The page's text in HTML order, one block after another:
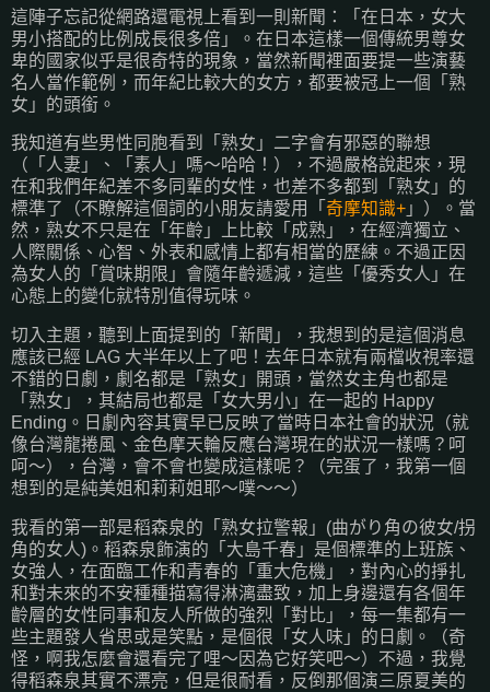
這陣子忘記從網路還電視上看到一則新聞：「在日本，女大
男小搭配的比例成長很多倍」。在日本這樣一個傳統男尊女
卑的國家似乎是很奇特的現象，當然新聞裡面要提一些演藝
名人當作範例，而年紀比較大的女方，都要被冠上一個「熟
女」的頭銜。
我知道有些男性同胞看到「熟女」二字會有邪惡的聯想
（「人妻」、「素人」嗎～哈哈！），不過嚴格說起來，現
在和我們年紀差不多同輩的女性，也差不多都到「熟女」的
標準了（不瞭解這個詞的小朋友請愛用「 奇摩知識+ 」）。當
然，熟女不只是在「年齡」上比較「成熟」，在經濟獨立、
人際關係、心智、外表和感情上都有相當的歷練。不過正因
為女人的「賞味期限」會隨年齡遞減，這些「優秀女人」在
心態上的變化就特別值得玩味。
切入主題，聽到上面提到的「新聞」，我想到的是這個消息
應該已經 LAG 大半年以上了吧！去年日本就有兩檔收視率還
不錯的日劇，劇名都是「熟女」開頭，當然女主角也都是
「熟女」，其結局也都是「女大男小」在一起的 Happy
Ending。日劇內容其實早已反映了當時日本社會的狀況（就
像台灣龍捲風、金色摩天輪反應台灣現在的狀況一樣嗎？呵
呵～），台灣，會不會也變成這樣呢？（完蛋了，我第一個
想到的是純美姐和莉莉姐耶～噗～～）
我看的第一部是稻森泉的「熟女拉警報」(曲がり角の彼女/拐
角的女人)。稻森泉飾演的「大島千春」是個標準的上班族、
女強人，在面臨工作和青春的「重大危機」，對內心的掙扎
和對未來的不安種種描寫得淋漓盡致，加上身邊還有各個年
齡層的女性同事和友人所做的強烈「對比」，每一集都有一
些主題發人省思或是笑點，是個很「女人味」的日劇。（奇
怪，啊我怎麼會還看完了哩～因為它好笑吧～）不過，我覺
得稻森泉其實不漂亮，但是很耐看，反倒那個演三原夏美的